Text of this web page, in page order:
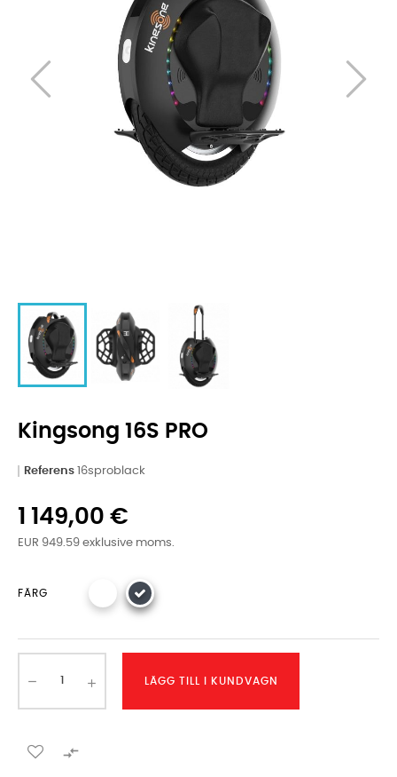
Kingsong 16S PRO
Referens 16sproblack
1 149,00 €
EUR 949.59 exklusive moms.
FÄRG
LÄGG TILL I KUNDVAGN
